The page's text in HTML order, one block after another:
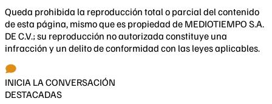
Queda prohibida la reproducción total o parcial del contenido
de esta página, mismo que es propiedad de MEDIOTIEMPO S.A.
DE C.V.; su reproducción no autorizada constituye una
infracción y un delito de conformidad con las leyes aplicables.
INICIA LA CONVERSACIÓN
DESTACADAS